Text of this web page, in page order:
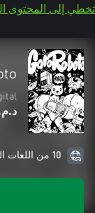
تخطي إلى المحتوى
د.م.‏
10 من اللغات المدعمة